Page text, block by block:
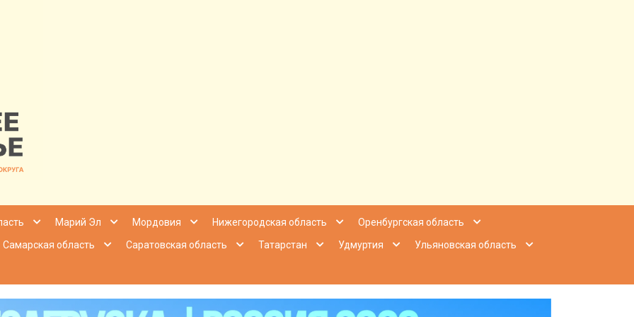
| Настоящее Приволжье
Марий Эл Мордовия Нижегородская область
Оренбургская область
Самарская область Саратовская область Татарстан Удмуртия
Ульяновская область